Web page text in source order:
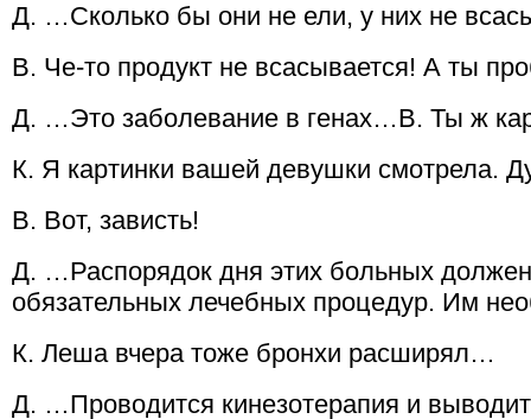
Д. …Сколько бы они не ели, у них не
В. Че-то продукт не всасывается! А ты
Д. …Это заболевание в генах…В. Ты ж
К. Я картинки вашей девушки смотрела.
В. Вот, зависть!
Д. …Распорядок дня этих больных должен
обязательных лечебных процедур. Им
К. Леша вчера тоже бронхи расширял…
Д. …Проводится кинезотерапия и